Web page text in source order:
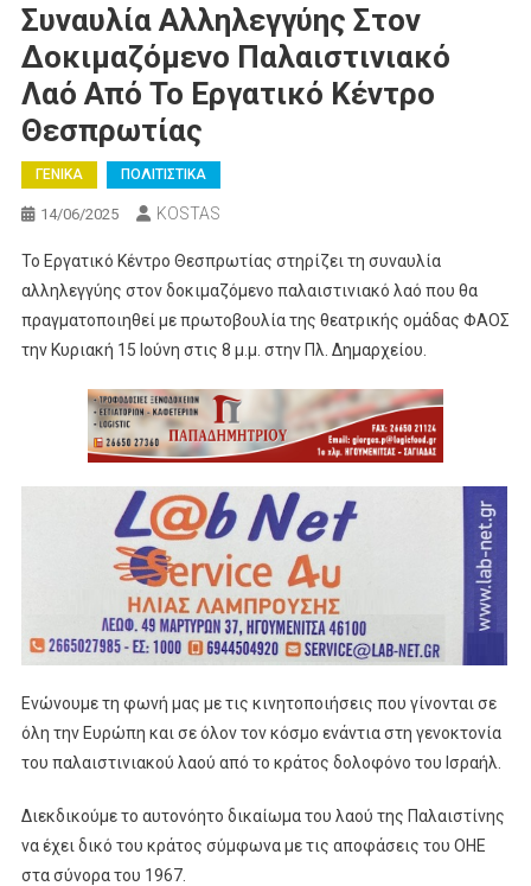
Συναυλία Αλληλεγγύης Στον
Δοκιμαζόμενο Παλαιστινιακό
Λαό Από Το Εργατικό Κέντρο
Θεσπρωτίας
ΓΕΝΙΚΑ ΠΟΛΙΤΙΣΤΙΚΑ
14/06/2025 KOSTAS
Το Εργατικό Κέντρο Θεσπρωτίας στηρίζει τη συναυλία
αλληλεγγύης στον δοκιμαζόμενο παλαιστινιακό λαό που θα
πραγματοποιηθεί με πρωτοβουλία της θεατρικής ομάδας ΦΑΟΣ
την Κυριακή 15 Ιούνη στις 8 μ.μ. στην Πλ. Δημαρχείου.
Ενώνουμε τη φωνή μας με τις κινητοποιήσεις που γίνονται σε
όλη την Ευρώπη και σε όλον τον κόσμο ενάντια στη γενοκτονία
του παλαιστινιακού λαού από το κράτος δολοφόνο του Ισραήλ.
Διεκδικούμε το αυτονόητο δικαίωμα του λαού της Παλαιστίνης
να έχει δικό του κράτος σύμφωνα με τις αποφάσεις του ΟΗΕ
στα σύνορα του 1967.